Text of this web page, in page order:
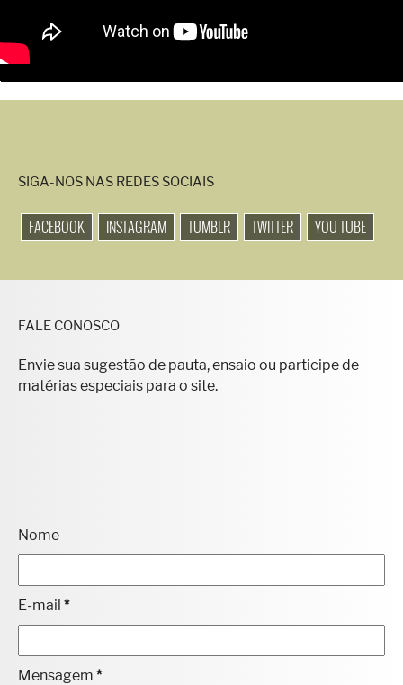
SIGA-NOS NAS REDES SOCIAIS
FACEBOOK INSTAGRAM TUMBLR TWITTER YOU TUBE
FALE CONOSCO
Envie sua sugestão de pauta, ensaio ou participe de
matérias especiais para o site.
Nome
E-mail *
Mensagem *